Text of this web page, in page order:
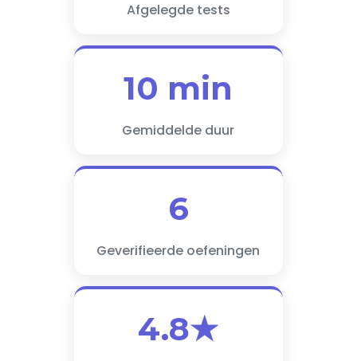
Afgelegde tests
10 min
Gemiddelde duur
6
Geverifieerde oefeningen
4.8★